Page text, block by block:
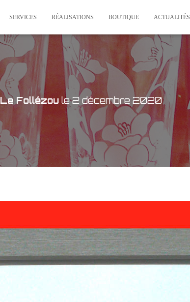
SERVICES RÉALISATIONS BOUTIQUE ACTUALITÉS
Le Follézoule2 décembre 2020